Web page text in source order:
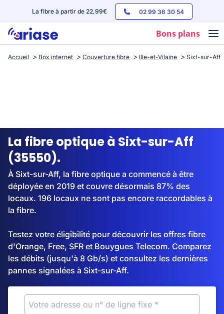
La fibre à partir de 22,99€ 02 99 36 30 54
Bons plans
Box internet
Streaming
Accueil Box internet Couverture fibre Ille-et-Vilaine Sixt-sur-Aff
La fibre optique à Sixt-sur-Aff
(35550).
À Sixt-sur-Aff, la fibre optique a commencé à être
déployée en 2019 et couvre désormais 87% des
locaux. 196 locaux ne sont pas encore raccordables à
la fibre.
Testez votre éligibilité pour découvrir les offres fibre
d'Orange, Free, SFR et Bouygues Telecom. Comparez
les débits (jusqu'à 8 Gb/s) et consultez les dernières
pannes signalées à Sixt-sur-Aff.